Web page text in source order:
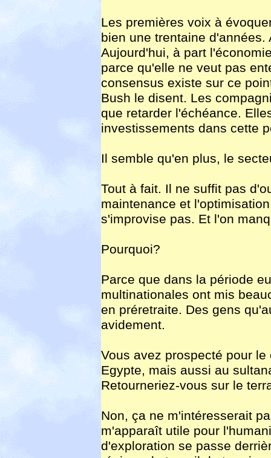
Les premières voix à
bien une trentaine
Aujourd'hui, à part
parce qu'elle ne veut pas
consensus existe sur ce
Bush le disent. Les
que retarder l'échéance.
investissements dans cette
Il semble qu'en plus, le
Tout à fait. Il ne suffit pas
maintenance et
s'improvise pas. Et l'on
Pourquoi?
Parce que dans la période
multinationales ont mis
en préretraite. Des gens
avidement.
Vous avez prospecté pour
Egypte, mais aussi au
Retourneriez-vous sur le
Non, ça ne m'intéresserait
m'apparaît utile pour
d'exploration se passe